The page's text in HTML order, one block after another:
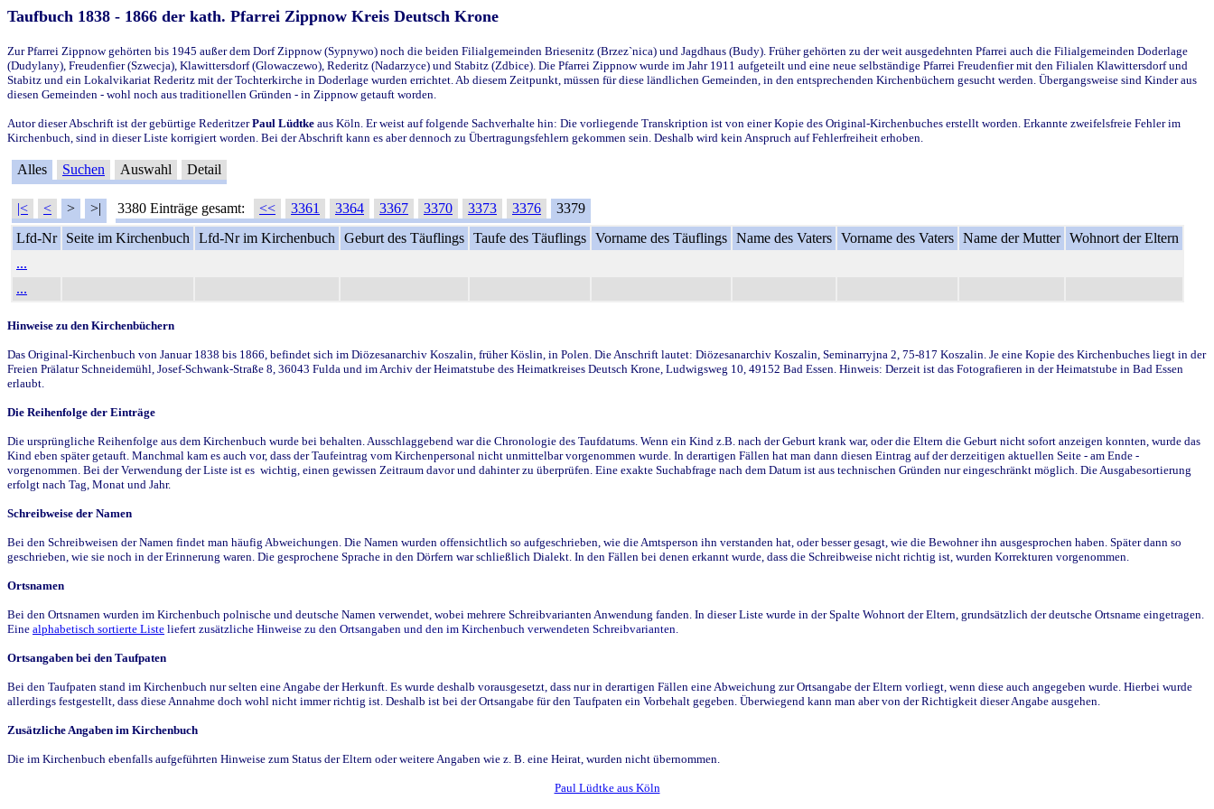
Taufbuch 1838 - 1866 der kath. Pfarrei Zippnow Kreis Deutsch Krone
Zur Pfarrei Zippnow gehörten bis 1945 außer dem Dorf Zippnow (Sypnywo) noch die beiden Filialgemeinden Briesenitz (Brzez`nica) und Jagdhaus (Budy). Früher gehörten zu der weit ausgedehnten Pfarrei auch die Filialgemeinden Doderlage
(Dudylany), Freudenfier (Szwecja), Klawittersdorf (Glowaczewo), Rederitz (Nadarzyce) und Stabitz (Zdbice). Die Pfarrei Zippnow wurde im Jahr 1911 aufgeteilt und eine neue selbständige Pfarrei Freudenfier mit den Filialen Klawittersdorf und
Stabitz und ein Lokalvikariat Rederitz mit der Tochterkirche in Doderlage wurden errichtet. Ab diesem Zeitpunkt, müssen für diese ländlichen Gemeinden, in den entsprechenden Kirchenbüchern gesucht werden. Übergangsweise sind Kinder aus
diesen Gemeinden - wohl noch aus traditionellen Gründen - in Zippnow getauft worden.
Autor dieser Abschrift ist der gebürtige RederitzerPaul Lüdtke aus Köln. Er weist auf folgende Sachverhalte hin: Die vorliegende Transkription ist von einer Kopie des Original-Kirchenbuches erstellt worden. Erkannte zweifelsfreie Fehler im
Kirchenbuch, sind in dieser Liste korrigiert worden. Bei der Abschrift kann es aber dennoch zu Übertragungsfehlern gekommen sein. Deshalb wird kein Anspruch auf Fehlerfreiheit erhoben.
Alles Suchen Auswahl Detail
|< < > >| 3380 Einträge gesamt: << 3361 3364 3367 3370 3373 3376
3379
Lfd-Nr
Seite im Kirchenbuch Lfd-Nr im Kirchenbuch Geburt des Täuflings Taufe des Täuflings Vorname des Täuflings Name des Vaters Vorname des Vaters Name der Mutter Wohnort der Eltern
...
...
Hinweise zu den Kirchenbüchern
Das Original-Kirchenbuch von Januar 1838 bis 1866, befindet sich im Diözesanarchiv Koszalin, früher Köslin, in Polen. Die Anschrift lautet: Diözesanarchiv Koszalin, Seminarryjna 2, 75-817 Koszalin. Je eine Kopie des Kirchenbuches liegt in der
Freien Prälatur Schneidemühl, Josef-Schwank-Straße 8, 36043 Fulda und im Archiv der Heimatstube des Heimatkreises Deutsch Krone, Ludwigsweg 10, 49152 Bad Essen. Hinweis: Derzeit ist das Fotografieren in der Heimatstube in Bad Essen
erlaubt.
Die Reihenfolge der Einträge
Die ursprüngliche Reihenfolge aus dem Kirchenbuch wurde bei behalten. Ausschlaggebend war die Chronologie des Taufdatums. Wenn ein Kind z.B. nach der Geburt krank war, oder die Eltern die Geburt nicht sofort anzeigen konnten, wurde das
Kind eben später getauft. Manchmal kam es auch vor, dass der Taufeintrag vom Kirchenpersonal nicht unmittelbar vorgenommen wurde. In derartigen Fällen hat man dann diesen Eintrag auf der derzeitigen aktuellen Seite - am Ende -
vorgenommen. Bei der Verwendung der Liste ist es wichtig, einen gewissen Zeitraum davor und dahinter zu überprüfen. Eine exakte Suchabfrage nach dem Datum ist aus technischen Gründen nur eingeschränkt möglich. Die Ausgabesortierung
erfolgt nach Tag, Monat und Jahr.
Schreibweise der Namen
Bei den Schreibweisen der Namen findet man häufig Abweichungen. Die Namen wurden offensichtlich so aufgeschrieben, wie die Amtsperson ihn verstanden hat, oder besser gesagt, wie die Bewohner ihn ausgesprochen haben. Später dann so
geschrieben, wie sie noch in der Erinnerung waren. Die gesprochene Sprache in den Dörfern war schließlich Dialekt. In den Fällen bei denen erkannt wurde, dass die Schreibweise nicht richtig ist, wurden Korrekturen vorgenommen.
Ortsnamen
Bei den Ortsnamen wurden im Kirchenbuch polnische und deutsche Namen verwendet, wobei mehrere Schreibvarianten Anwendung fanden. In dieser Liste wurde in der Spalte Wohnort der Eltern, grundsätzlich der deutsche Ortsname eingetragen.
Eine alphabetisch sortierte Liste liefert zusätzliche Hinweise zu den Ortsangaben und den im Kirchenbuch verwendeten Schreibvarianten.
Ortsangaben bei den Taufpaten
Bei den Taufpaten stand im Kirchenbuch nur selten eine Angabe der Herkunft. Es wurde deshalb vorausgesetzt, dass nur in derartigen Fällen eine Abweichung zur Ortsangabe der Eltern vorliegt, wenn diese auch angegeben wurde. Hierbei wurde
allerdings festgestellt, dass diese Annahme doch wohl nicht immer richtig ist. Deshalb ist bei der Ortsangabe für den Taufpaten ein Vorbehalt gegeben. Überwiegend kann man aber von der Richtigkeit dieser Angabe ausgehen.
Zusätzliche Angaben im Kirchenbuch
Die im Kirchenbuch ebenfalls aufgeführten Hinweise zum Status der Eltern oder weitere Angaben wie z. B. eine Heirat, wurden nicht übernommen.
Paul Lüdtke aus Köln